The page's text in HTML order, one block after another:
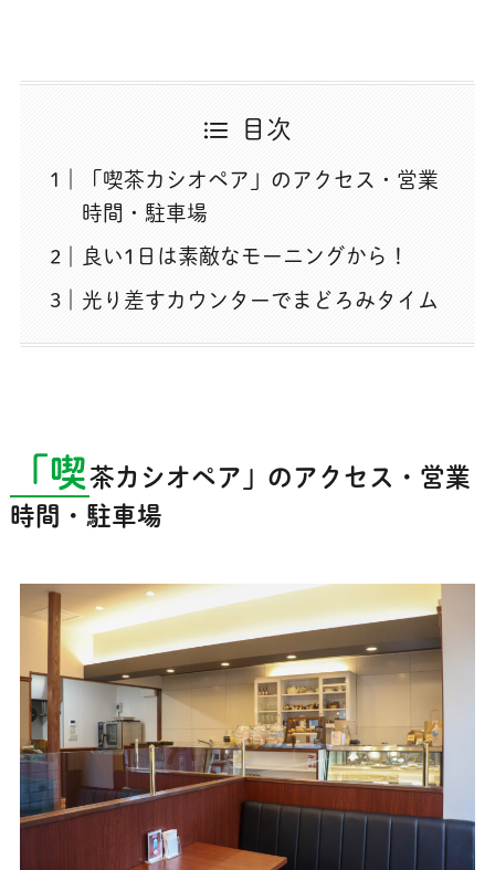
目次
「喫茶カシオペア」のアクセス・営業
時間・駐車場
良い1日は素敵なモーニングから！
光り差すカウンターでまどろみタイム
「喫茶カシオペア」のアクセス・営業
時間・駐車場